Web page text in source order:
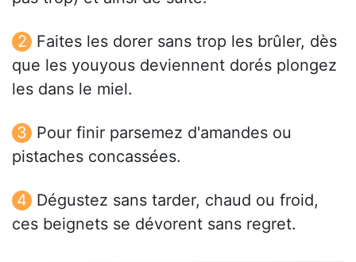
Faites les dorer sans trop les brûler, dès
que les youyous deviennent dorés plongez
les dans le miel.
Pour finir parsemez d'amandes ou
pistaches concassées.
Dégustez sans tarder, chaud ou froid,
ces beignets se dévorent sans regret.